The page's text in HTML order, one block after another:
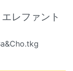
レファント